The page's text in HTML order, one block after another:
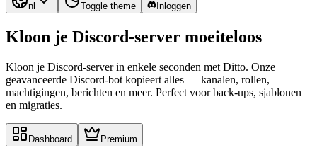
nl Toggle theme Inloggen
Kloon je Discord-server moeiteloos
Kloon je Discord-server in enkele seconden met Ditto. Onze
geavanceerde Discord-bot kopieert alles — kanalen, rollen,
machtigingen, berichten en meer. Perfect voor back-ups, sjablonen
en migraties.
Dashboard Premium